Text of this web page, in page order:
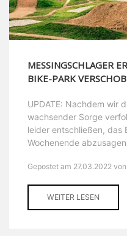
MESSINGSCHLAGER
BIKE-PARK
UPDATE: Nachdem wir
wachsender Sorge
leider entschließen, das
Wochenende
Gepostet am 27.03.2022 von
WEITER LESEN